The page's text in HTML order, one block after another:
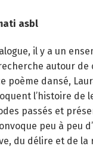
asbl
il y a un
autour de
poème dansé,
l’histoire de
passés et
peu à peu
du délire et de